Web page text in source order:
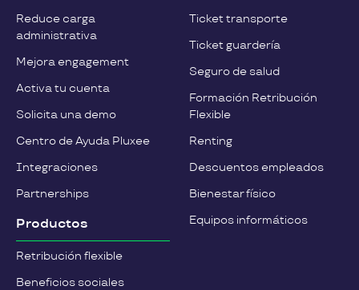
Reduce carga
administrativa
Mejora engagement
Activa tu cuenta
Solicita una demo
Centro de Ayuda Pluxee
Integraciones
Partnerships
Productos
Retribución flexible
Beneficios sociales
Ticket transporte
Ticket guardería
Seguro de salud
Formación Retribución
Flexible
Renting
Descuentos empleados
Bienestar físico
Equipos informáticos